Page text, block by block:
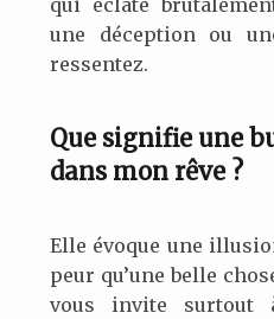
qui éclate
une déception ou
ressentez.
Que signifie une
dans mon rêve ?
Elle évoque une
peur qu’une belle
vous invite surtout